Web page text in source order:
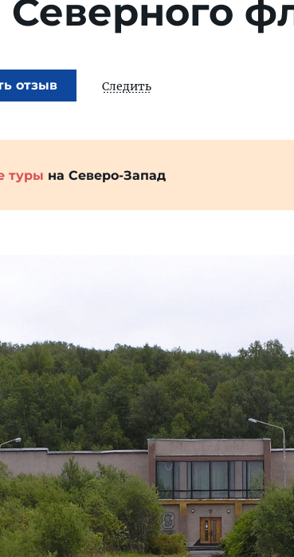
Северного
отзыв Следить
туры на Северо-Запад